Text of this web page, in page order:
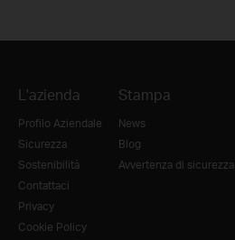
L'azienda
Profilo Aziendale
Sicurezza
Sostenibilità
Contattaci
Privacy
Cookie Policy
Stampa
News
Blog
Avvertenza di sicurezza